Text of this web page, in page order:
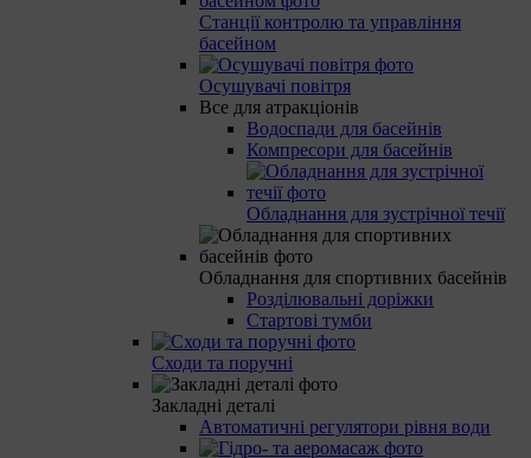
Станції контролю та управління
басейном
Осушувачі повітря
Все для атракціонів
Водоспади для басейнів
Компресори для басейнів
Обладнання для зустрічної течії
Обладнання для спортивних басейнів
Розділювальні доріжки
Стартові тумби
Сходи та поручні
Закладні деталі
Автоматичні регулятори рівня води